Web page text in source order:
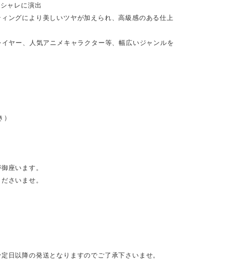
ャレに演出
ングにより美しいツヤが加えられ、高級感のある仕上
ヤー、人気アニメキャラクター等、幅広いジャンルを
座います。
さいませ。
日以降の発送となりますのでご了承下さいませ。